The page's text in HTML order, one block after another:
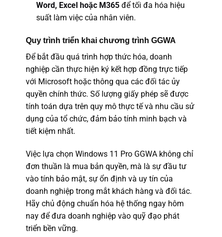
Word, Excel hoặc M365để tối đa hóa hiệu
suất làm việc của nhân viên.
Quy trình triển khai chương trình GGWA
Để bắt đầu quá trình hợp thức hóa, doanh
nghiệp cần thực hiện ký kết hợp đồng trực tiếp
với Microsoft hoặc thông qua các đối tác ủy
quyền chính thức. Số lượng giấy phép sẽ được
tính toán dựa trên quy mô thực tế và nhu cầu sử
dụng của tổ chức, đảm bảo tính minh bạch và
tiết kiệm nhất.
Việc lựa chọn Windows 11 Pro GGWA không chỉ
đơn thuần là mua bản quyền, mà là sự đầu tư
vào tính bảo mật, sự ổn định và uy tín của
doanh nghiệp trong mắt khách hàng và đối tác.
Hãy chủ động chuẩn hóa hệ thống ngay hôm
nay để đưa doanh nghiệp vào quỹ đạo phát
triển bền vững.